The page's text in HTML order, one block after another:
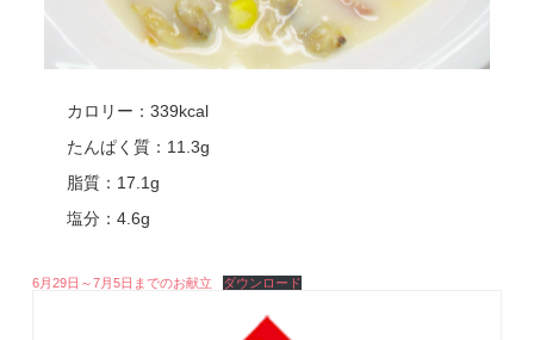
カロリー：339kcal
たんぱく質：11.3g
脂質：17.1g
塩分：4.6g
6月29日～7月5日までのお献立 ダウンロード